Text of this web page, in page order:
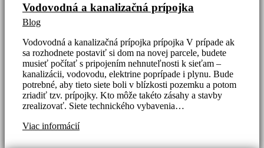
Vodovodná a kanalizačná prípojka
Blog
Vodovodná a kanalizačná prípojka prípojka V prípade ak
sa rozhodnete postaviť si dom na novej parcele, budete
musieť počítať s pripojením nehnuteľnosti k sieťam –
kanalizácii, vodovodu, elektrine poprípade i plynu. Bude
potrebné, aby tieto siete boli v blízkosti pozemku a potom
zriadiť tzv. prípojky. Kto môže takéto zásahy a stavby
zrealizovať. Siete technického vybavenia…
Viac informácií